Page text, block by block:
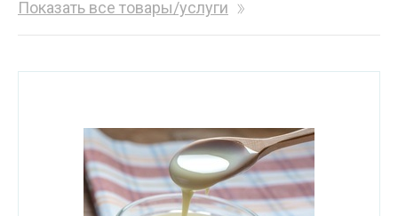
Показать все товары/услуги